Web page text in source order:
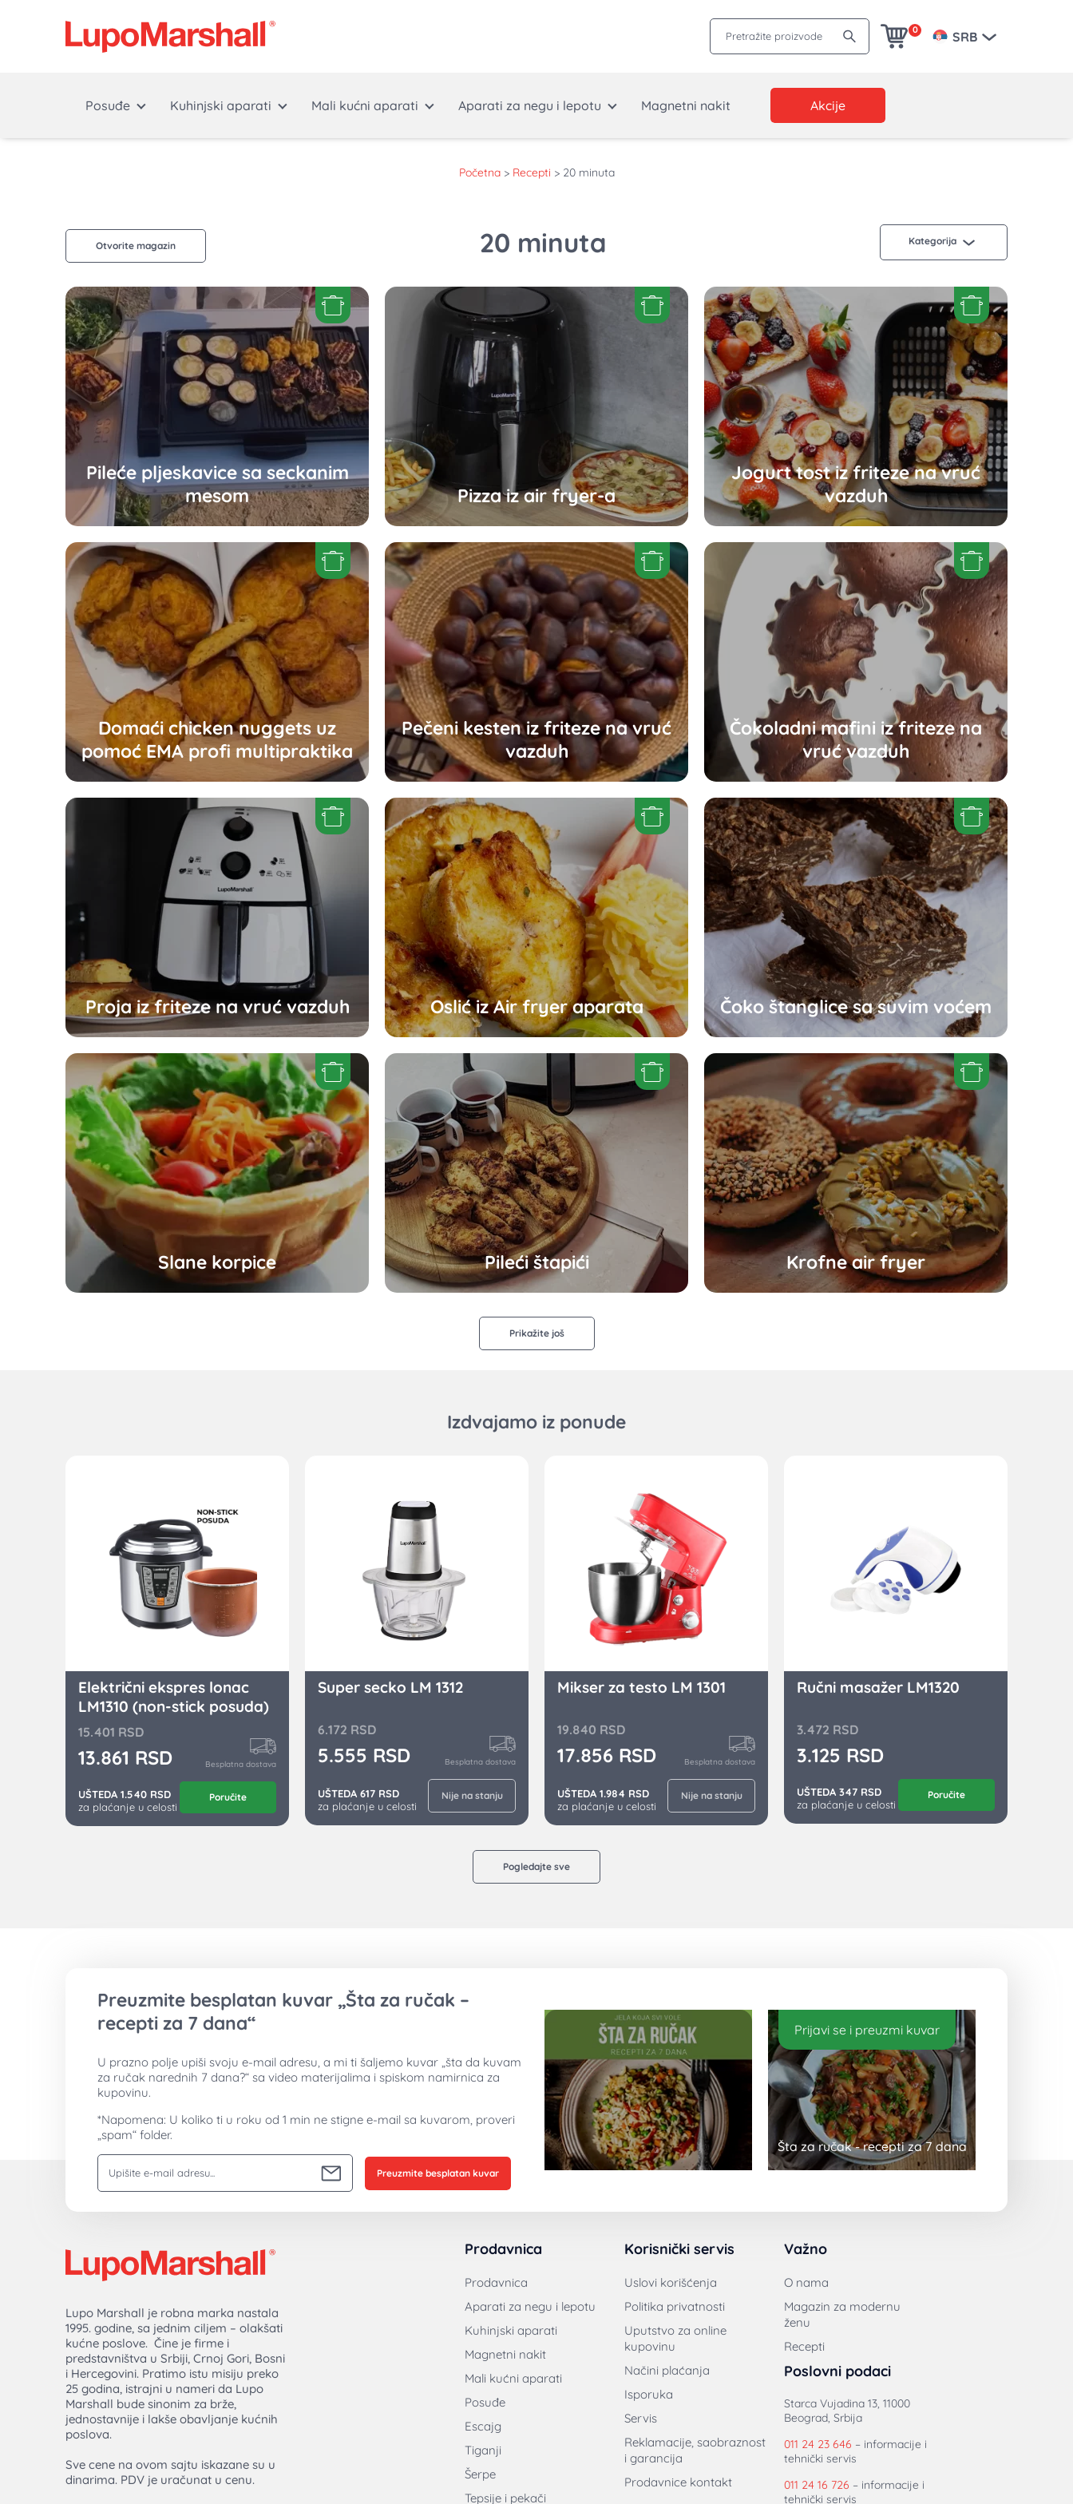
Pretražite proizvode 0 SRB
Posuđe Kuhinjski aparati Mali kućni aparati Aparati za negu i lepotu Magnetni nakit Akcije
Početna > Recepti > 20 minuta
Otvorite magazin 20 minuta Kategorija
Pileće pljeskavice sa seckanim
mesom
Pizza iz air fryer-a
Jogurt tost iz friteze na vruć
vazduh
Domaći chicken nuggets uz
pomoć EMA profi multipraktika
Pečeni kesten iz friteze na vruć
vazduh
Čokoladni mafini iz friteze na
vruć vazduh
Proja iz friteze na vruć vazduh Oslić iz Air fryer aparata Čoko štanglice sa suvim voćem
Slane korpice Pileći štapići Krofne air fryer
Prikažite još
Izdvajamo iz ponude
Električni ekspres lonac
LM1310 (non-stick posuda)
15.401 RSD
13.861 RSD Besplatna dostava
UŠTEDA 1.540 RSD
za plaćanje u celosti
Poručite
Super secko LM 1312
6.172 RSD
5.555 RSD Besplatna dostava
UŠTEDA 617 RSD
za plaćanje u celosti
Nije na stanju
Mikser za testo LM 1301
19.840 RSD
17.856 RSD Besplatna dostava
UŠTEDA 1.984 RSD
za plaćanje u celosti
Nije na stanju
Ručni masažer LM1320
3.472 RSD
3.125 RSD
UŠTEDA 347 RSD
za plaćanje u celosti
Poručite
Pogledajte sve
Preuzmite besplatan kuvar „Šta za ručak –
recepti za 7 dana“
U prazno polje upiši svoju e-mail adresu, a mi ti šaljemo kuvar „šta da kuvam
za ručak narednih 7 dana?“ sa video materijalima i spiskom namirnica za
kupovinu.
*Napomena: U koliko ti u roku od 1 min ne stigne e-mail sa kuvarom, proveri
„spam“ folder.
Preuzmite besplatan kuvar
Prijavi se i preuzmi kuvar
Šta za ručak - recepti za 7 dana
Lupo Marshall je robna marka nastala
1995. godine, sa jednim ciljem – olakšati
kućne poslove. Čine je firme i
predstavništva u Srbiji, Crnoj Gori, Bosni
i Hercegovini. Pratimo istu misiju preko
25 godina, istrajni u nameri da Lupo
Marshall bude sinonim za brže,
jednostavnije i lakše obavljanje kućnih
poslova.
Sve cene na ovom sajtu iskazane su u
dinarima. PDV je uračunat u cenu.
Prodavnica
Prodavnica
Aparati za negu i lepotu
Kuhinjski aparati
Magnetni nakit
Mali kućni aparati
Posuđe
Escajg
Tiganji
Šerpe
Tepsije i pekači
Korisnički servis
Uslovi korišćenja
Politika privatnosti
Uputstvo za online
kupovinu
Načini plaćanja
Isporuka
Servis
Reklamacije, saobraznost
i garancija
Prodavnice kontakt
Važno
O nama
Magazin za modernu
ženu
Recepti
Poslovni podaci
Starca Vujadina 13, 11000
Beograd, Srbija
011 24 23 646 – informacije i
tehnički servis
011 24 16 726 – informacije i
tehnički servis